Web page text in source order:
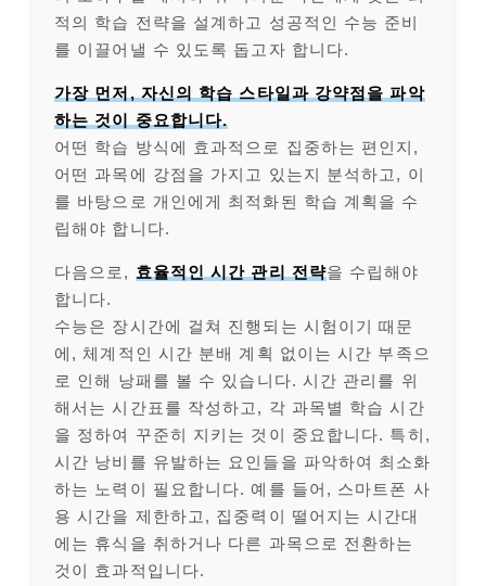
적의 학습 전략을 설계하고 성공적인 수능 준비
를 이끌어낼 수 있도록 돕고자 합니다.
가장 먼저, 자신의 학습 스타일과 강약점을 파악
하는 것이 중요합니다.
어떤 학습 방식에 효과적으로 집중하는 편인지,
어떤 과목에 강점을 가지고 있는지 분석하고, 이
를 바탕으로 개인에게 최적화된 학습 계획을 수
립해야 합니다.
다음으로, 효율적인 시간 관리 전략을 수립해야
합니다.
수능은 장시간에 걸쳐 진행되는 시험이기 때문
에, 체계적인 시간 분배 계획 없이는 시간 부족으
로 인해 낭패를 볼 수 있습니다. 시간 관리를 위
해서는 시간표를 작성하고, 각 과목별 학습 시간
을 정하여 꾸준히 지키는 것이 중요합니다. 특히,
시간 낭비를 유발하는 요인들을 파악하여 최소화
하는 노력이 필요합니다. 예를 들어, 스마트폰 사
용 시간을 제한하고, 집중력이 떨어지는 시간대
에는 휴식을 취하거나 다른 과목으로 전환하는
것이 효과적입니다.